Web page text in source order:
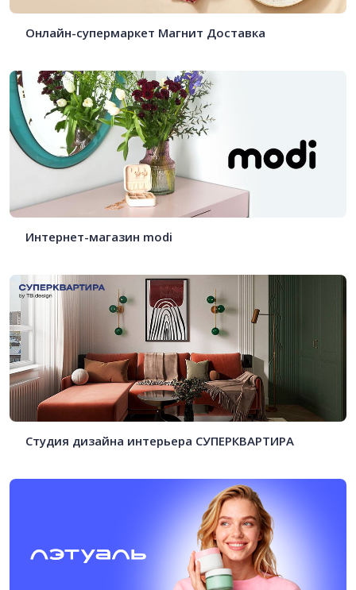
Онлайн-супермаркет Магнит Доставка
Интернет-магазин modi
Студия дизайна интерьера СУПЕРКВАРТИРА